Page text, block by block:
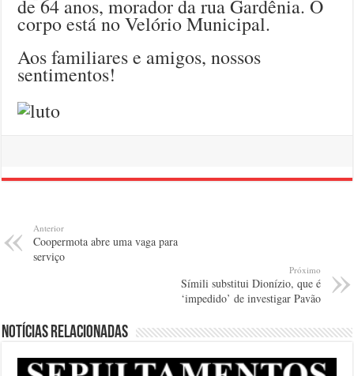
de 64 anos, morador da rua Gardênia. O
corpo está no Velório Municipal.
Aos familiares e amigos, nossos
sentimentos!
Anterior
Coopermota abre uma vaga para
serviço
Próximo
Símili substitui Dionízio, que é
‘impedido’ de investigar Pavão
Notícias relacionadas